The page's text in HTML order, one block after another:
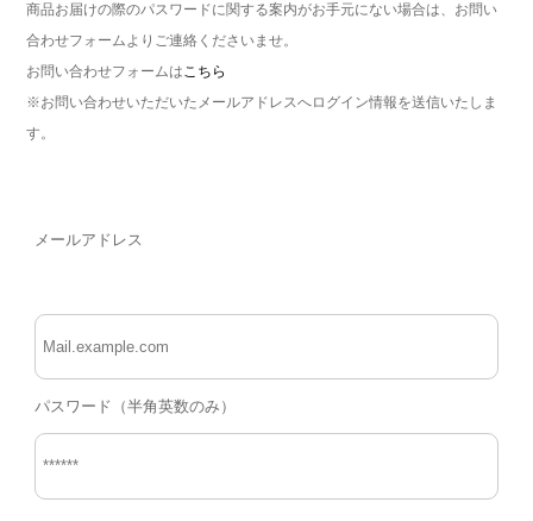
商品お届けの際のパスワードに関する案内がお手元にない場合は、お問い
合わせフォームよりご連絡くださいませ。
お問い合わせフォームはこちら
※お問い合わせいただいたメールアドレスへログイン情報を送信いたしま
す。
メールアドレス
パスワード（半角英数のみ）